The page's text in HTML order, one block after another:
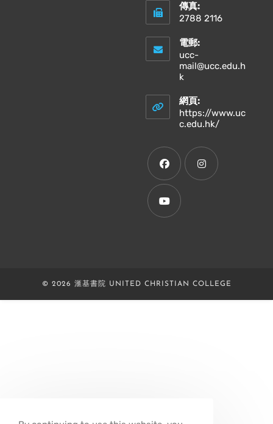
傳真:
2788 2116
電郵:
ucc-
mail@ucc.edu.h
k
your
application
網頁:
https://www.uc
c.edu.hk/Opens
Opens
in
tab
© 2026 滙基書院 UNITED CHRISTIAN COLLEGE